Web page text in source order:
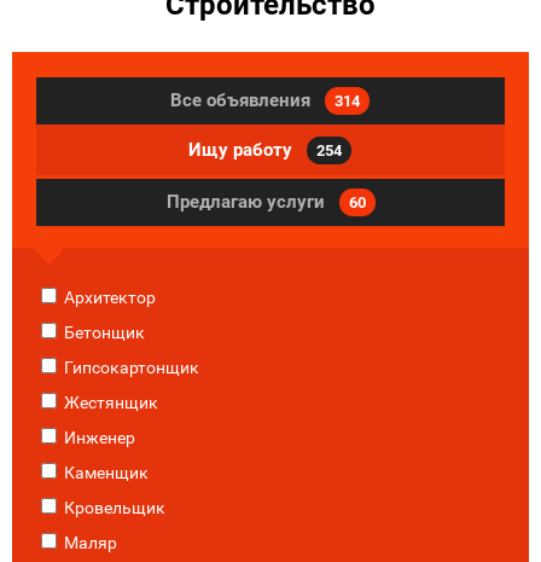
Все объявления 314
Ищу работу 254
Предлагаю услуги 60
Архитектор
Бетонщик
Гипсокартонщик
Жестянщик
Инженер
Каменщик
Кровельщик
Маляр